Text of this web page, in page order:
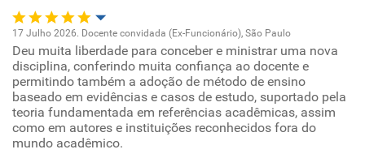
Recomenda esta empresa
Recomenda a diretoria
Oportunidade de promoção
Ambiente de trabalho
Conciliação com a vida familiar
17 Julho 2026. Docente convidada (Ex-Funcionário), São Paulo
Deu muita liberdade para conceber e ministrar uma nova
disciplina, conferindo muita confiança ao docente e
permitindo também a adoção de método de ensino
baseado em evidências e casos de estudo, suportado pela
teoria fundamentada em referências acadêmicas, assim
como em autores e instituições reconhecidos fora do
mundo acadêmico.